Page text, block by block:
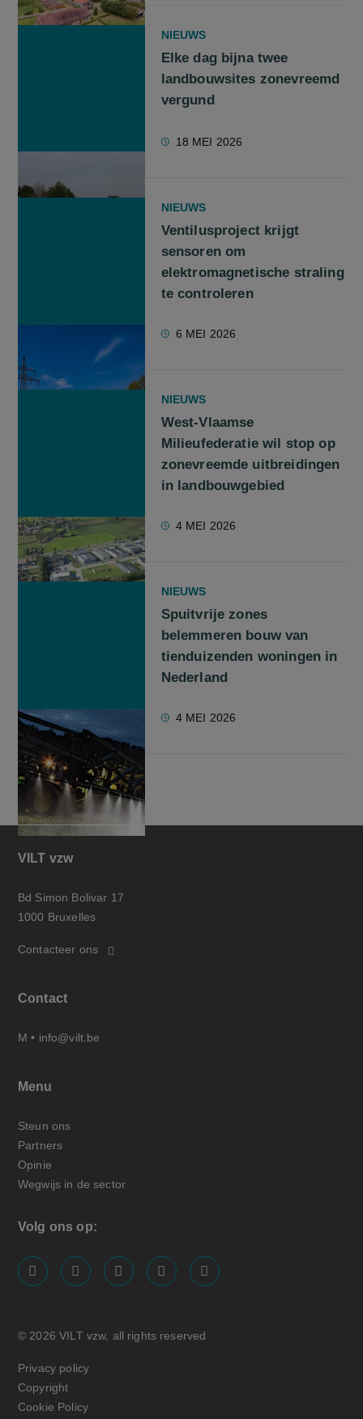
NIEUWS
Elke dag bijna twee
landbouwsites zonevreemd
vergund
18 MEI 2026
NIEUWS
Ventilusproject krijgt
sensoren om
elektromagnetische straling
te controleren
6 MEI 2026
NIEUWS
West-Vlaamse
Milieufederatie wil stop op
zonevreemde uitbreidingen
in landbouwgebied
4 MEI 2026
NIEUWS
Spuitvrije zones
belemmeren bouw van
tienduizenden woningen in
Nederland
4 MEI 2026
VILT vzw
Bd Simon Bolivar 17
1000 Bruxelles
Contacteer ons
Contact
M • info@vilt.be
Menu
Steun ons
Partners
Opinie
Wegwijs in de sector
Volg ons op:
screenreader.visit us on our facebook page: https://
screenreader.visit us on our linkedin page:
screenreader.visit us on our
screenreader.visit us on our x
screenreader.visit us on
© 2026 VILT vzw, all rights reserved
Privacy policy
Copyright
Cookie Policy